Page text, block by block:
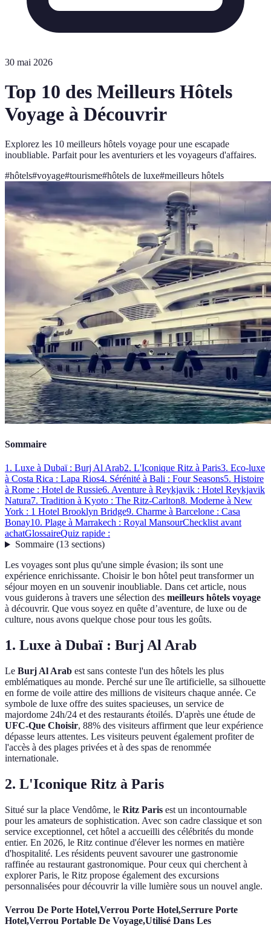
30 mai 2026
Top 10 des Meilleurs Hôtels
Voyage à Découvrir
Explorez les 10 meilleurs hôtels voyage pour une escapade
inoubliable. Parfait pour les aventuriers et les voyageurs d'affaires.
#hôtels#voyage#tourisme#hôtels de luxe#meilleurs hôtels
Sommaire
1. Luxe à Dubaï : Burj Al Arab2. L'Iconique Ritz à Paris3. Eco-luxe
à Costa Rica : Lapa Rios4. Sérénité à Bali : Four Seasons5. Histoire
à Rome : Hotel de Russie6. Aventure à Reykjavik : Hotel Reykjavik
Natura7. Tradition à Kyoto : The Ritz-Carlton8. Moderne à New
York : 1 Hotel Brooklyn Bridge9. Charme à Barcelone : Casa
Bonay10. Plage à Marrakech : Royal MansourChecklist avant
achatGlossaireQuiz rapide :
Sommaire(13 sections)
Les voyages sont plus qu'une simple évasion; ils sont une
expérience enrichissante. Choisir le bon hôtel peut transformer un
séjour moyen en un souvenir inoubliable. Dans cet article, nous
vous guiderons à travers une sélection des meilleurs hôtels voyage
à découvrir. Que vous soyez en quête d’aventure, de luxe ou de
culture, nous avons quelque chose pour tous les goûts.
1. Luxe à Dubaï : Burj Al Arab
Le Burj Al Arab est sans conteste l'un des hôtels les plus
emblématiques au monde. Perché sur une île artificielle, sa silhouette
en forme de voile attire des millions de visiteurs chaque année. Ce
symbole de luxe offre des suites spacieuses, un service de
majordome 24h/24 et des restaurants étoilés. D'après une étude de
UFC-Que Choisir, 88% des visiteurs affirment que leur expérience
dépasse leurs attentes. Les visiteurs peuvent également profiter de
l'accès à des plages privées et à des spas de renommée
internationale.
2. L'Iconique Ritz à Paris
Situé sur la place Vendôme, le Ritz Paris est un incontournable
pour les amateurs de sophistication. Avec son cadre classique et son
service exceptionnel, cet hôtel a accueilli des célébrités du monde
entier. En 2026, le Ritz continue d'élever les normes en matière
d'hospitalité. Les résidents peuvent savourer une gastronomie
raffinée au restaurant gastronomique. Pour ceux qui cherchent à
explorer Paris, le Ritz propose également des excursions
personnalisées pour découvrir la ville lumière sous un nouvel angle.
Verrou De Porte Hotel,Verrou Porte Hotel,Serrure Porte
Hotel,Verrou Portable De Voyage,Utilisé Dans Les